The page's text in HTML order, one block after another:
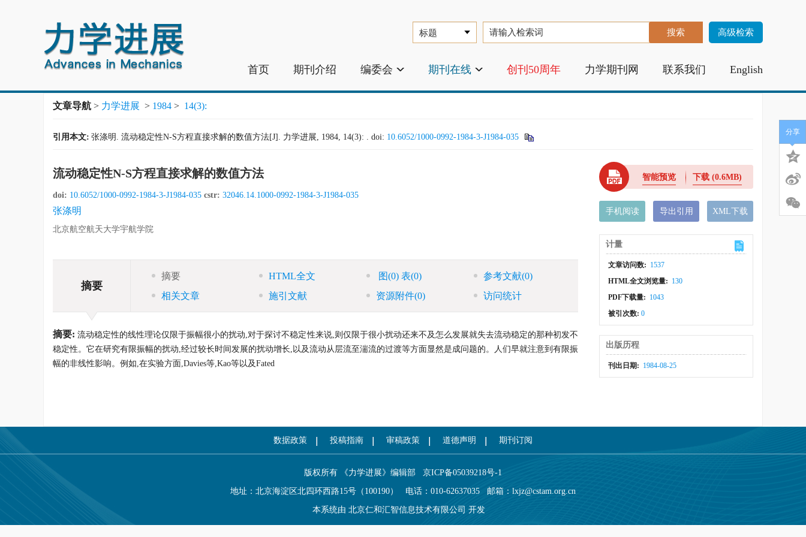
高级检索
首页 期刊介绍 编委会 期刊在线 创刊50周年 力学期刊网 联系我们 English
文章导航 > 力学进展 > 1984 > 14(3):
引用本文: 张涤明. 流动稳定性N-S方程直接求解的数值方法[J]. 力学进展, 1984, 14(3): . doi: 10.6052/1000-0992-1984-3-J1984-035
流动稳定性N-S方程直接求解的数值方法
doi: 10.6052/1000-0992-1984-3-J1984-035 cstr: 32046.14.1000-0992-1984-3-J1984-035
张涤明
北京航空航天大学宇航学院
摘要
摘要 HTML全文 图(0) 表(0) 参考文献(0)
相关文章
施引文献 资源附件(0) 访问统计
摘要: 流动稳定性的线性理论仅限于振幅很小的扰动,对于探讨不稳定性来说,则仅限于很小扰动还来不及怎么发展就失去流动稳定的那种初发不
稳定性。它在研究有限振幅的扰动,经过较长时间发展的扰动增长,以及流动从层流至湍流的过渡等方面显然是成问题的。人们早就注意到有限振
幅的非线性影响。例如,在实验方面,Davies等,Kao等以及Fated
智能预览 下载(0.6MB)
手机阅读 导出引用 XML下载
计量
文章访问数: 1537
HTML全文浏览量: 130
PDF下载量: 1043
被引次数:0
出版历程
刊出日期: 1984-08-25
分享
数据政策 投稿指南 审稿政策 道德声明 期刊订阅
版权所有 《力学进展》编辑部 京ICP备05039218号-1
地址：北京海淀区北四环西路15号（100190） 电话：010-62637035 邮箱： lxjz@cstam.org.cn
本系统由 北京仁和汇智信息技术有限公司 开发